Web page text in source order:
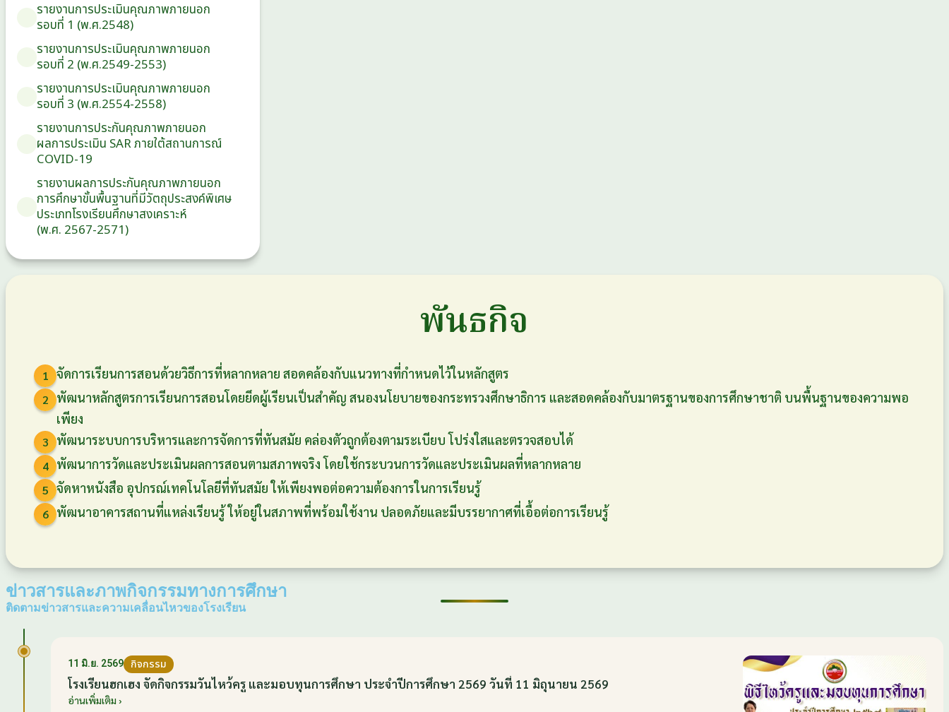
รายงานการประเมินคุณภาพภายนอก
รอบ⁠ที่ 1 (พ.ศ.2548)
รายงานการประเมินคุณภาพภายนอก
รอบ⁠ที่ 2 (พ.ศ.2549-2553)
รายงานการประเมินคุณภาพภายนอก
รอบ⁠ที่ 3 (พ.ศ.2554-2558)
รายงานการประกันคุณภาพภายนอก
ผลการประเมิน SARภายใต้สถานการณ์
COVID-19
รายงานผลการประกันคุณภาพภายนอก
การศึกษาขั้นพื้นฐานที่มีวัตถุประสงค์พิเศษ
ประเภทโรงเรียนศึกษาสงเคราะห์
(พ.ศ. 2567-2571)
พันธกิจ
1 จัดการเรียนการสอนด้วยวิธีการที่หลากหลาย สอดคล้องกับแนวทางที่กำหนดไว้ในหลักสูตร
2
พัฒนาหลักสูตรการเรียนการสอนโดยยึดผู้เรียนเป็นสำคัญ สนองนโยบายของกระทรวงศึกษาธิการ และสอดคล้องกับมาตรฐานของการศึกษาชาติ บนพื้นฐานของความพอ
เพียง
3 พัฒนาระบบการบริหารและการจัดการที่ทันสมัย คล่องตัวถูกต้องตามระเบียบ โปร่งใสและตรวจสอบได้
4 พัฒนาการวัดและประเมินผลการสอนตามสภาพจริง โดยใช้กระบวนการวัดและประเมินผลที่หลากหลาย
5 จัดหาหนังสือ อุปกรณ์เทคโนโลยีที่ทันสมัย ให้เพียงพอต่อความต้องการในการเรียนรู้
6 พัฒนาอาคารสถานที่แหล่งเรียนรู้ ให้อยู่ในสภาพที่พร้อมใช้งาน ปลอดภัยและมีบรรยากาศที่เอื้อต่อการเรียนรู้
ข่าวสารและภาพกิจกรรมทางการศึกษา
ติดตามข่าวสารและความเคลื่อนไหวของโรงเรียน
11 มิ.ย. 2569 กิจกรรม
โรงเรียนฮกเฮง จัดกิจกรรมวันไหว้ครู และมอบทุนการศึกษา ประจำปีการศึกษา 2569 วันที่ 11 มิถุนายน 2569
อ่านเพิ่มเติม ›